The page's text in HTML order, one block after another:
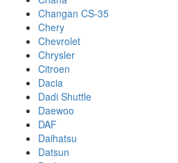
Changan CS-35
Chery
Chevrolet
Chrysler
Citroen
Dacia
Dadi Shuttle
Daewoo
DAF
Daihatsu
Datsun